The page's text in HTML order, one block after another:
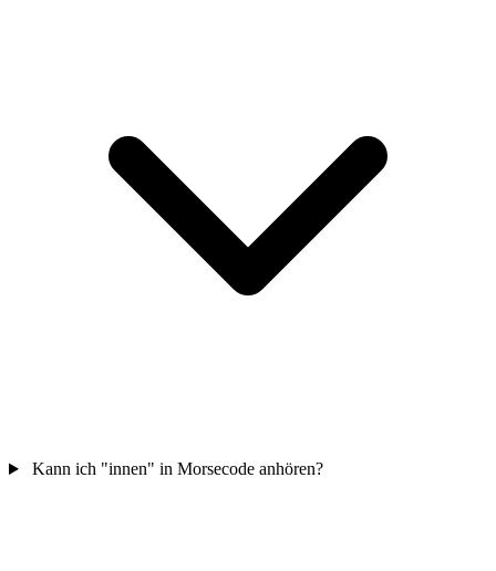
Kann ich "innen" in Morsecode anhören?